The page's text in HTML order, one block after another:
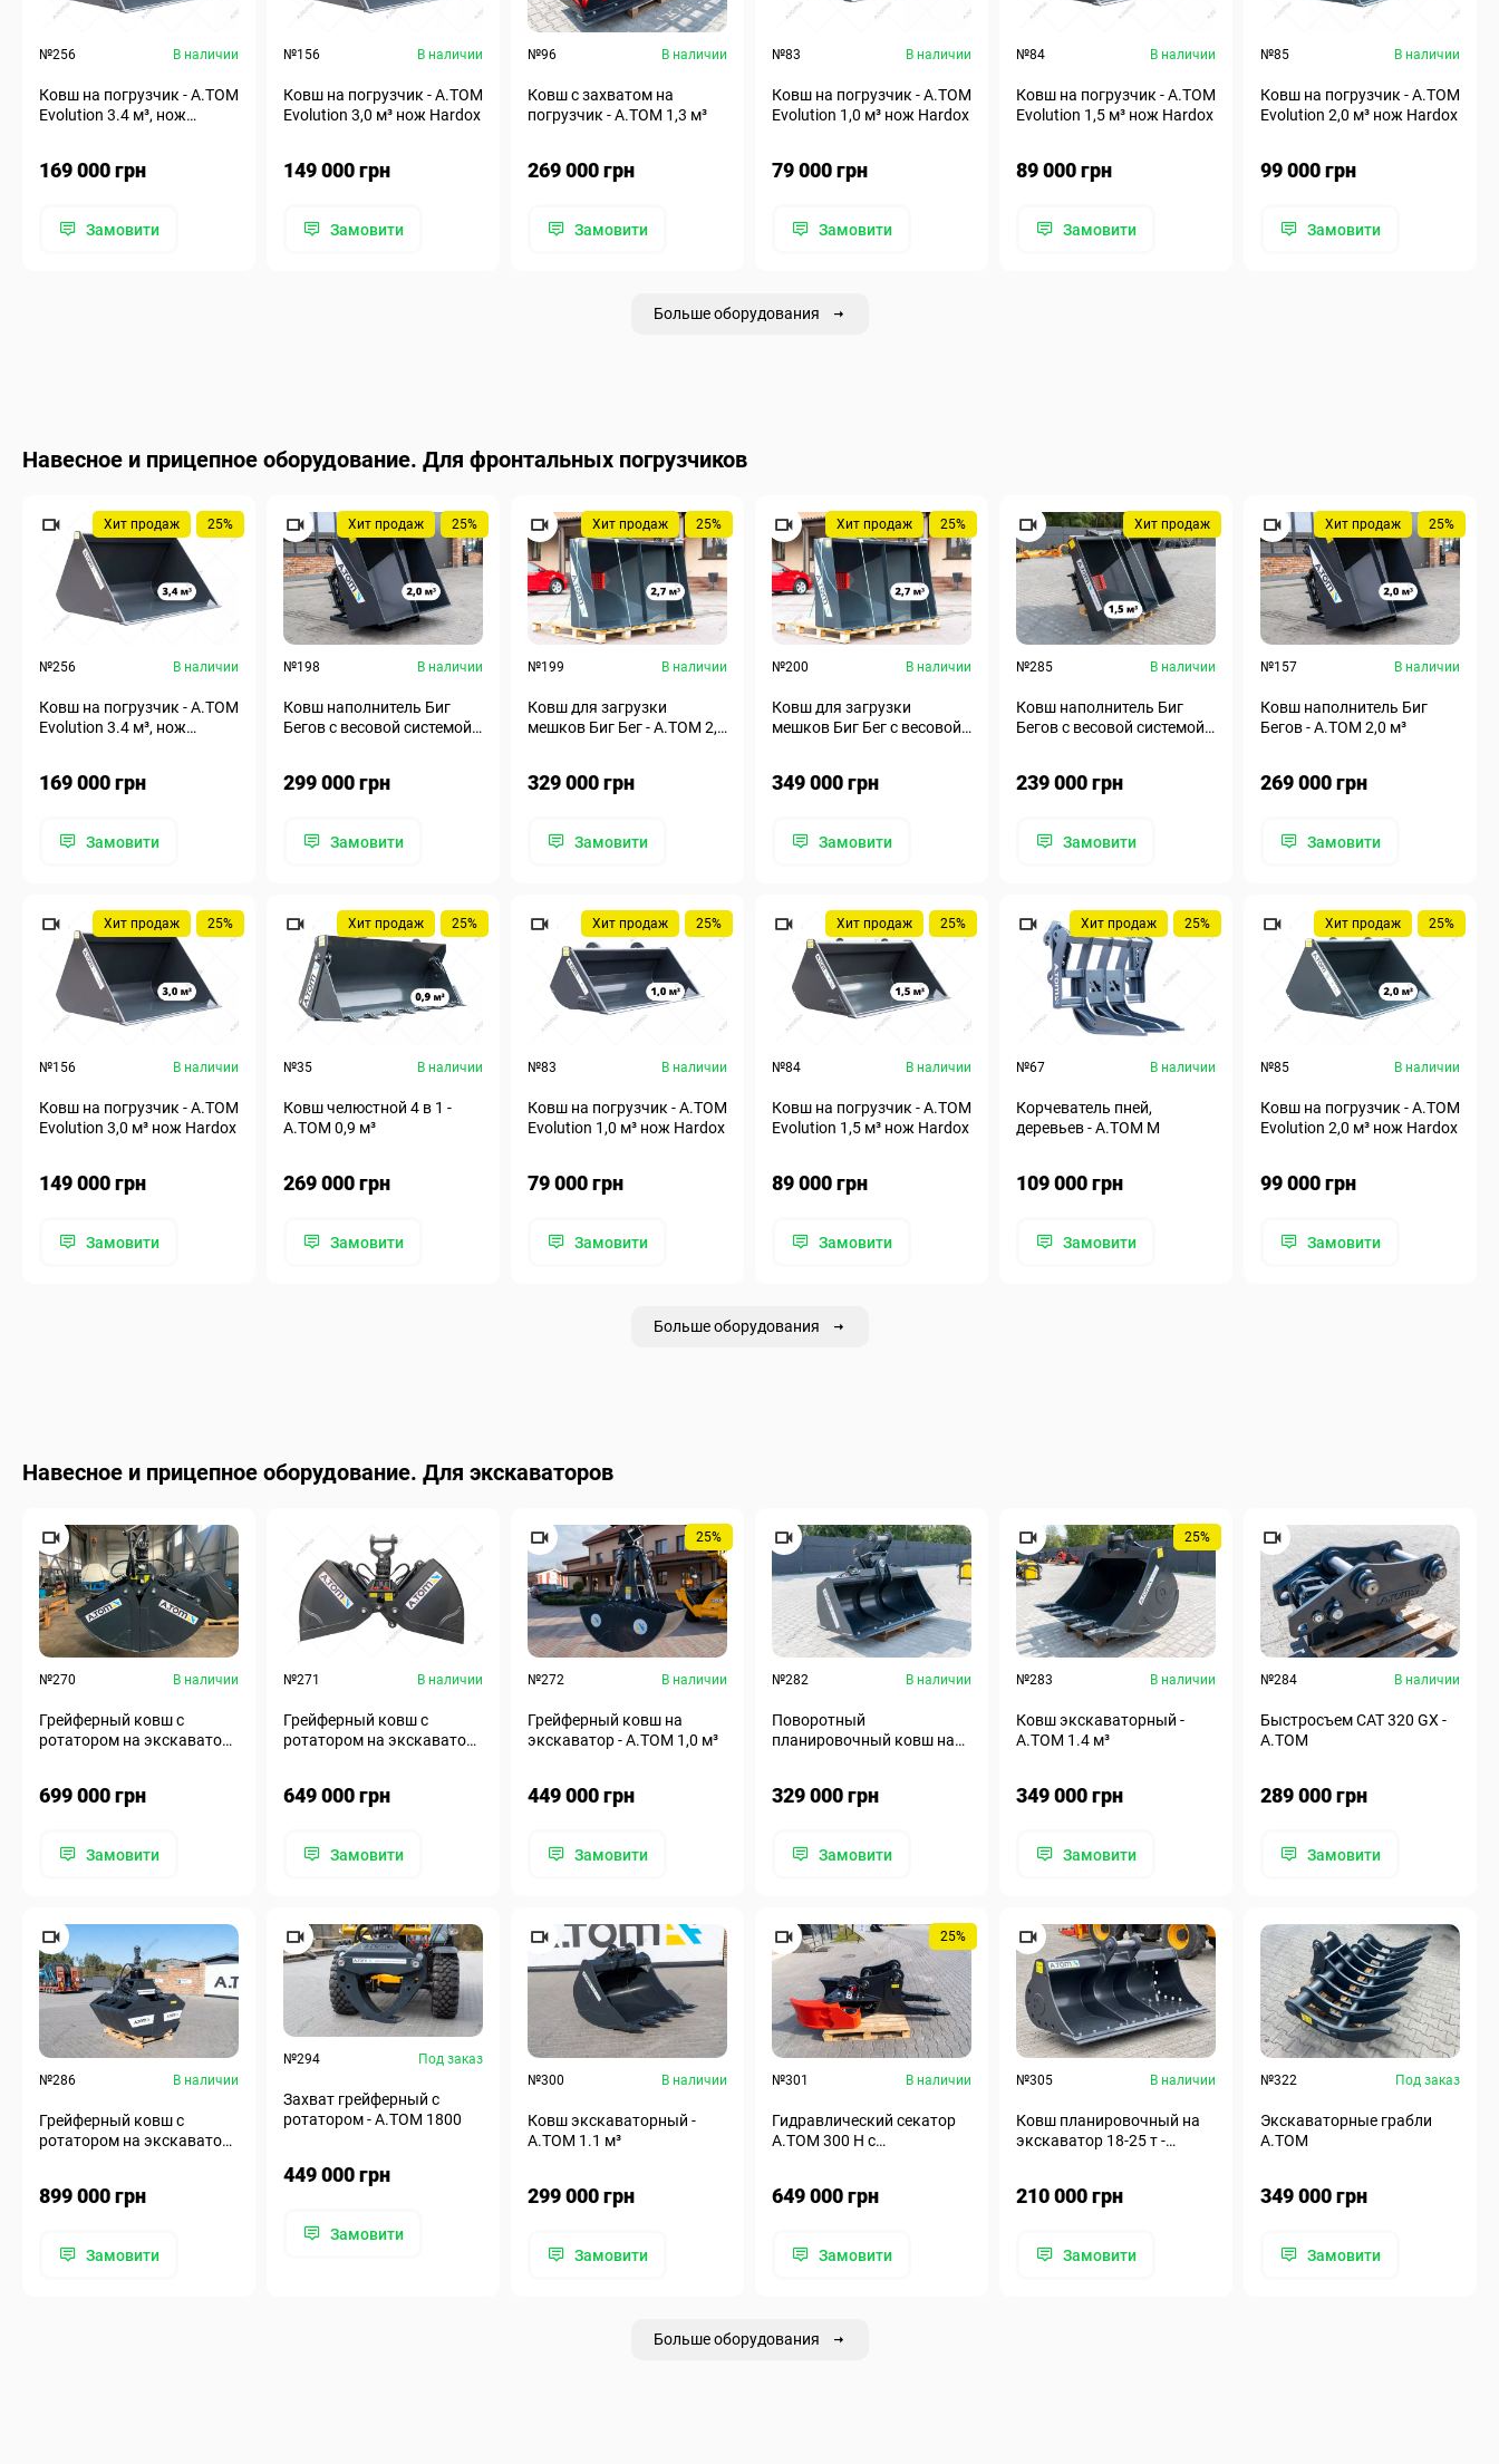
№256 В наличии
Ковш на погрузчик - A.TOM
Evolution 3.4 м³, нож
169 000 грн
Замовити
№156 В наличии
Ковш на погрузчик - A.TOM
Evolution 3,0 м³ нож Hardox
149 000 грн
Замовити
№96 В наличии
Ковш с захватом на
погрузчик - А.ТОМ 1,3 м³
269 000 грн
Замовити
№83 В наличии
Ковш на погрузчик - A.TOM
Evolution 1,0 м³ нож Hardox
79 000 грн
Замовити
№84 В наличии
Ковш на погрузчик - A.TOM
Evolution 1,5 м³ нож Hardox
89 000 грн
Замовити
№85 В наличии
Ковш на погрузчик - A.TOM
Evolution 2,0 м³ нож Hardox
99 000 грн
Замовити
Больше оборудования
Навесное и прицепное оборудование. Для фронтальных погрузчиков
Хит продаж 25%
№256 В наличии
Ковш на погрузчик - A.TOM
Evolution 3.4 м³, нож
169 000 грн
Замовити
Хит продаж 25%
№198 В наличии
Ковш наполнитель Биг
Бегов с весовой системой -
299 000 грн
Замовити
Хит продаж 25%
№199 В наличии
Ковш для загрузки
мешков Биг Бег - А.ТОМ 2,7
329 000 грн
Замовити
Хит продаж 25%
№200 В наличии
Ковш для загрузки
мешков Биг Бег с весовой
349 000 грн
Замовити
Хит продаж
№285 В наличии
Ковш наполнитель Биг
Бегов с весовой системой -
239 000 грн
Замовити
Хит продаж 25%
№157 В наличии
Ковш наполнитель Биг
Бегов - А.ТОМ 2,0 м³
269 000 грн
Замовити
Хит продаж 25%
№156 В наличии
Ковш на погрузчик - A.TOM
Evolution 3,0 м³ нож Hardox
149 000 грн
Замовити
Хит продаж 25%
№35 В наличии
Ковш челюстной 4 в 1 -
А.ТОМ 0,9 м³
269 000 грн
Замовити
Хит продаж 25%
№83 В наличии
Ковш на погрузчик - A.TOM
Evolution 1,0 м³ нож Hardox
79 000 грн
Замовити
Хит продаж 25%
№84 В наличии
Ковш на погрузчик - A.TOM
Evolution 1,5 м³ нож Hardox
89 000 грн
Замовити
Хит продаж 25%
№67 В наличии
Корчеватель пней,
деревьев - А.ТОМ M
109 000 грн
Замовити
Хит продаж 25%
№85 В наличии
Ковш на погрузчик - A.TOM
Evolution 2,0 м³ нож Hardox
99 000 грн
Замовити
Больше оборудования
Навесное и прицепное оборудование. Для экскаваторов
№270 В наличии
Грейферный ковш с
ротатором на экскаватор -
699 000 грн
Замовити
№271 В наличии
Грейферный ковш с
ротатором на экскаватор -
649 000 грн
Замовити
25%
№272 В наличии
Грейферный ковш на
экскаватор - А.ТОМ 1,0 м³
449 000 грн
Замовити
№282 В наличии
Поворотный
планировочный ковш на
329 000 грн
Замовити
25%
№283 В наличии
Ковш экскаваторный -
A.TOM 1.4 м³
349 000 грн
Замовити
№284 В наличии
Быстросъем CAT 320 GX -
A.TOM
289 000 грн
Замовити
№286 В наличии
Грейферный ковш с
ротатором на экскаватор -
899 000 грн
Замовити
№294 Под заказ
Захват грейферный с
ротатором - А.ТОМ 1800
449 000 грн
Замовити
№300 В наличии
Ковш экскаваторный -
A.TOM 1.1 м³
299 000 грн
Замовити
25%
№301 В наличии
Гидравлический секатор
A.TOM 300 H с
649 000 грн
Замовити
№305 В наличии
Ковш планировочный на
экскаватор 18-25 т -
210 000 грн
Замовити
№322 Под заказ
Экскаваторные грабли
A.TOM
349 000 грн
Замовити
Больше оборудования